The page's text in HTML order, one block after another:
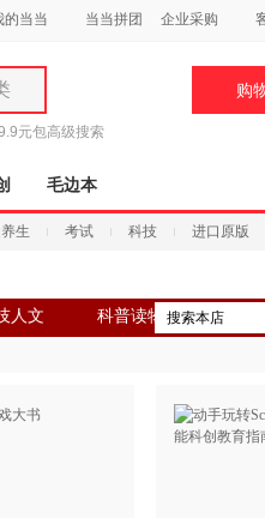
的当当 当当拼团 企业采购
元包高级搜索
购
毛边本
生 考试 科技 进口原版
人文 科普读物